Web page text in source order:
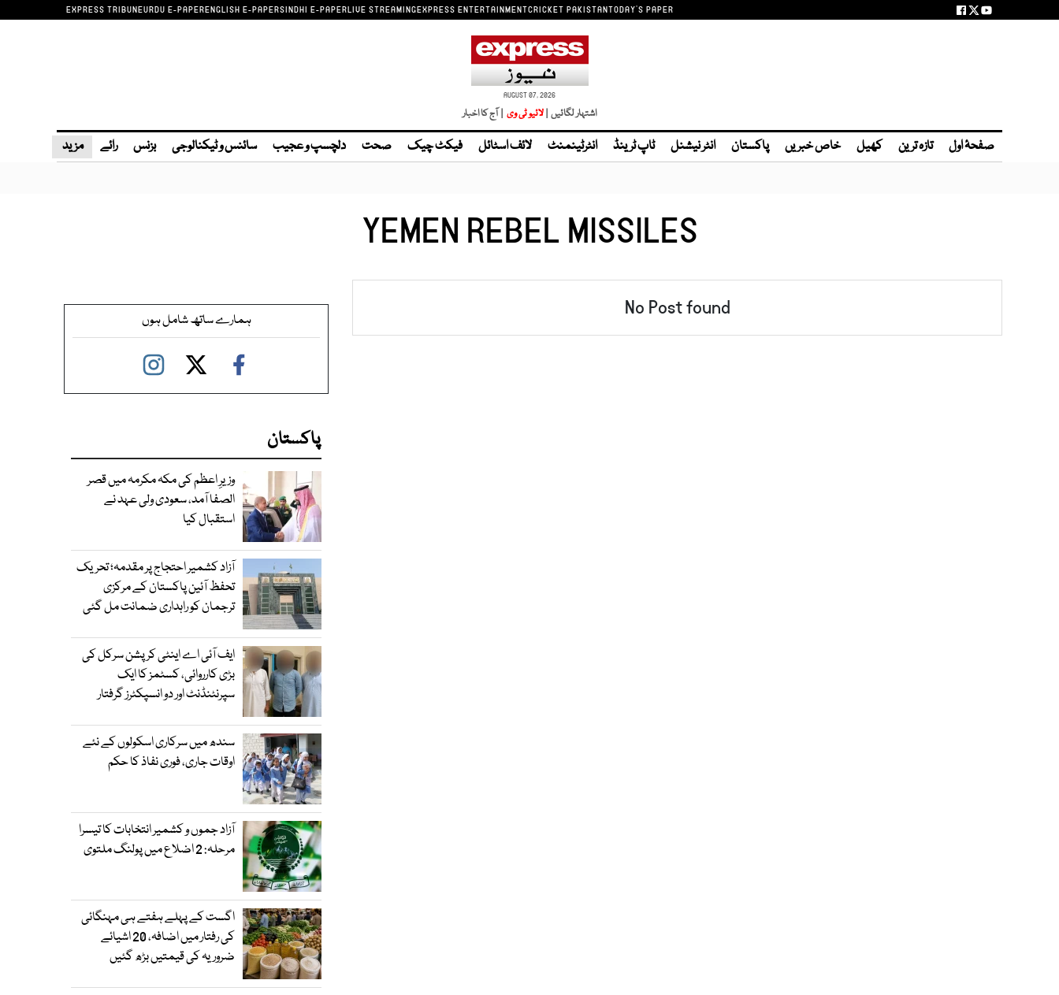
EXPRESS TRIBUNEURDU E-PAPERENGLISH E-PAPERSINDHI E-PAPERLIVE STREAMINGEXPRESS ENTERTAINMENTCRICKET PAKISTANTODAY'S PAPER
AUGUST 07, 2026
اشتہار لگائیں | | آج کا اخبار
صفحۂ اول تازہ ترین کھیل خاص خبریں پاکستان انٹر نیشنل ٹاپ ٹرینڈ انٹرٹینمنٹ لائف اسٹائل فیکٹ چیک صحت دلچسپ و عجیب سائنس و ٹیکنالوجی بزنس رائے مزید
YEMEN REBEL MISSILES
No Post found ہمارے ساتھ شامل ہوں
پاکستان
وزیرِ اعظم کی مکہ مکرمہ میں قصر
الصفا آمد، سعودی ولی عہد نے
استقبال کیا
آزاد کشمیر احتجاج پر مقدمہ؛ تحریک
تحفظ آئین پاکستان کے مرکزی
ترجمان کو راہداری ضمانت مل گئی
ایف آئی اے اینٹی کرپشن سرکل کی
بڑی کارروائی، کسٹمز کا ایک
سپرنٹنڈنٹ اور دو انسپکٹرز گرفتار
سندھ میں سرکاری اسکولوں کے نئے
اوقات جاری، فوری نفاذ کا حکم
آزاد جموں و کشمیر انتخابات کا تیسرا
مرحلہ: 2 اضلاع میں پولنگ ملتوی
اگست کے پہلے ہفتے ہی مہنگائی
کی رفتار میں اضافہ، 20 اشیائے
ضروریہ کی قیمتیں بڑھ گئیں